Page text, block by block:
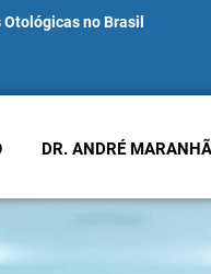
no Brasil
DR. ANDRÉ